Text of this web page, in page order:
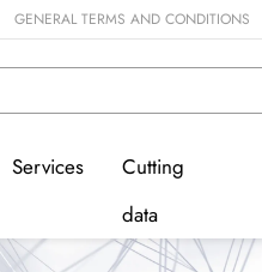
GENERAL TERMS AND CONDITIONS
Services
Cutting
data